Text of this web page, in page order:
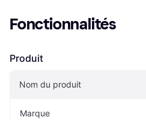
Fonctionnalités
Produit
Nom du produit
Marque